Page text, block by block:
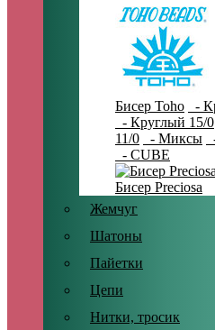
Бисер Toho -
- Круглый 15/0
11/0
- Миксы
- CUBE
Бисер Preciosa
Жемчуг
Шатоны
Пайетки
Цепи
Нитки, тросик